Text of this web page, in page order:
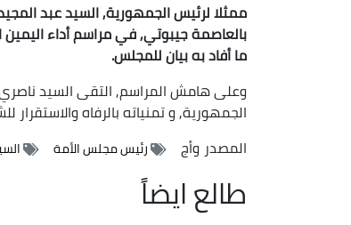
ممثلا لرئيس الجمهورية, السيد عبد
بالعاصمة جيبوتي, في مراسم أداء اليمين
ما أفاد به بيان للمجلس.
وعلى هامش المراسم, التقى السيد
الجمهورية, و تمنياته بالرفاه
المصدر وأج رئيس مجلس الأمة
طالع ايضاً